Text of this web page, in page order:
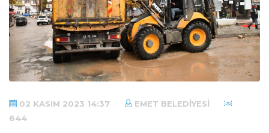
02 KASIM 2023 14:37
EMET BELEDIYESI
644